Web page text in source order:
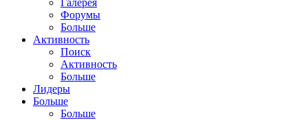
Форумы
Больше
Активность
Поиск
Активность
Больше
Лидеры
Больше
Больше